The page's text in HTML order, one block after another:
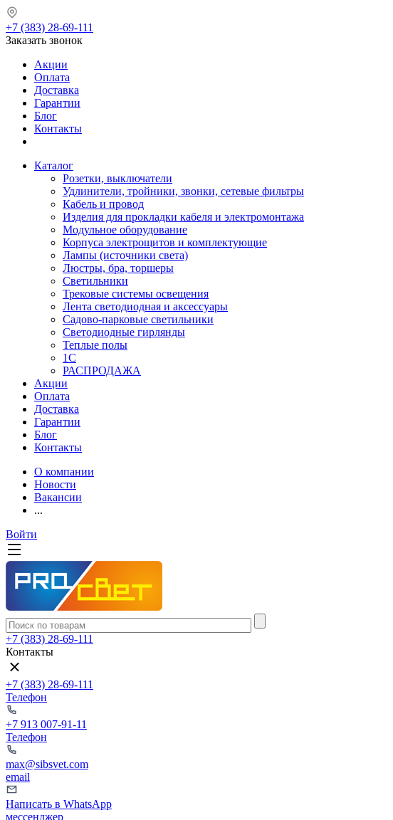
+7 (383) 28-69-111
Заказать звонок
Акции
Оплата
Доставка
Гарантии
Блог
Контакты
Каталог
Розетки, выключатели
Удлинители, тройники, звонки, сетевые фильтры
Кабель и провод
Изделия для прокладки кабеля и электромонтажа
Модульное оборудование
Корпуса электрощитов и комплектующие
Лампы (источники света)
Люстры, бра, торшеры
Светильники
Трековые системы освещения
Лента светодиодная и аксессуары
Садово-парковые светильники
Светодиодные гирлянды
Теплые полы
1С
РАСПРОДАЖА
Акции
Оплата
Доставка
Гарантии
Блог
Контакты
О компании
Новости
Вакансии
...
Войти
+7 (383) 28-69-111
Контакты
+7 (383) 28-69-111
Телефон
+7 913 007-91-11
Телефон
max@sibsvet.com
email
Написать в WhatsApp
мессенджер